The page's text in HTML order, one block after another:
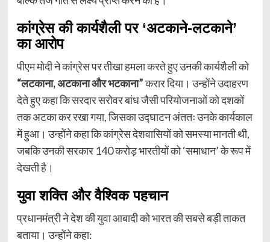
कांग्रेस की कार्यशैली पर ‘अटकाने-लटकाने’
का आरोप
पीएम मोदी ने कांग्रेस पर तीखा हमला करते हुए उनकी कार्यशैली को
“लटकाना, अटकाना और भटकाना”करार दिया। उन्होंने उदाहरण
देते हुए कहा कि सरदार सरोवर बांध जैसी परियोजनाओं को दशकों
तक अटका कर रखा गया, जिसका उद्घाटन अंततः उनके कार्यकाल
में हुआ। उन्होंने कहा कि कांग्रेस देशवासियों को समस्या मानती थी,
जबकि उनकी सरकार 140 करोड़ भारतीयों को ‘समाधान’ के रूप में
देखती है।
युवा शक्ति और वैश्विक पहचान
प्रधानमंत्री ने देश की युवा आबादी को भारत की सबसे बड़ी ताकत
बताया। उन्होंने कहा: